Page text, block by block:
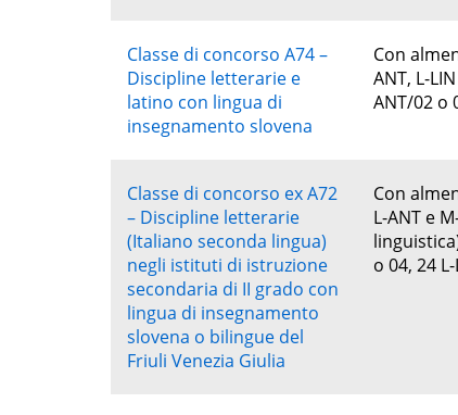
Classe di concorso A74 –
Discipline letterarie e
latino con lingua di
insegnamento slovena
Con
ANT, L-
ANT/02 o
Classe di concorso ex A72
– Discipline letterarie
(Italiano seconda lingua)
negli istituti di istruzione
secondaria di II grado con
lingua di insegnamento
slovena o bilingue del
Friuli Venezia Giulia
Con
L-ANT e
o 04, 24